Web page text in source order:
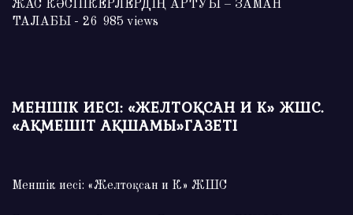
ЖАС КӘСІПКЕРЛЕРДІҢ АРТУЫ – ЗАМАН
ТАЛАБЫ - 26 985 views
МЕНШІК ИЕСІ: «ЖЕЛТОҚСАН И К» ЖШС.
«АҚМЕШІТ АҚШАМЫ»ГАЗЕТІ
Меншік иесі: «Желтоқсан и К» ЖШС